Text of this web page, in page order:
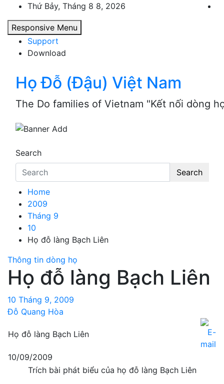
content
Thứ Bảy, Tháng 8 8, 2026
Responsive Menu
Support
Download
Họ Đỗ (Đậu) Việt Nam
The Do families of Vietnam "Kết nối dòng
Search
Search
Home
2009
Tháng 9
10
Họ đỗ làng Bạch Liên
Thông tin dòng họ
Họ đỗ làng Bạch Liên
10 Tháng 9, 2009
Đỗ Quang Hòa
Họ đỗ làng Bạch Liên
10/09/2009
Trích bài phát biểu của họ đỗ làng Bạch Liên